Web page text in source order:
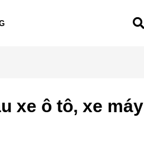
xe ô tô, xe máy